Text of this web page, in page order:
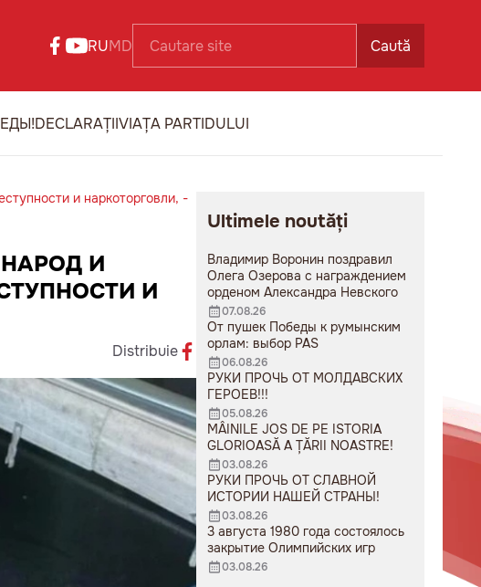
RUMD Caută
DECLARAȚIIVIAȚA PARTIDULUI
и наркоторговли, -
И
И
Distribuie
Ultimele noutăți
Владимир Воронин поздравил
Олега Озерова с награждением
орденом Александра Невского
07.08.26
От пушек Победы к румынским
орлам: выбор PAS
06.08.26
РУКИ ПРОЧЬ ОТ МОЛДАВСКИХ
ГЕРОЕВ!!!
05.08.26
MÂINILE JOS DE PE ISTORIA
GLORIOASĂ A ȚĂRII NOASTRE!
03.08.26
РУКИ ПРОЧЬ ОТ СЛАВНОЙ
ИСТОРИИ НАШЕЙ СТРАНЫ!
03.08.26
3 августа 1980 года состоялось
закрытие Олимпийских игр
03.08.26